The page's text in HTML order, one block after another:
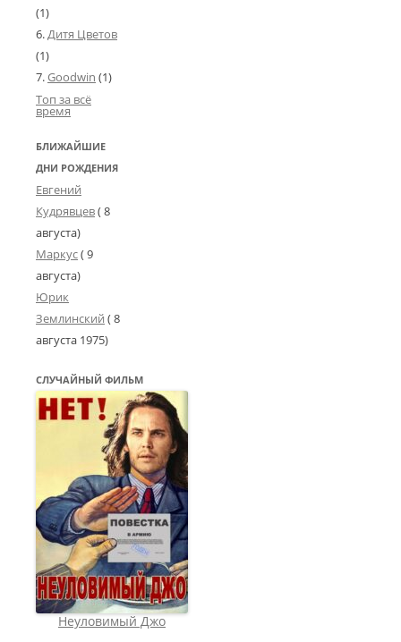
(1)
Дитя Цветов
(1)
Goodwin (1)
Топ за всё
время
БЛИЖАЙШИЕ
ДНИ РОЖДЕНИЯ
Евгений
Кудрявцев( 8
августа)
Маркус( 9
августа)
Юрик
Землинский (8
августа 1975)
СЛУЧАЙНЫЙ ФИЛЬМ
Неуловимый Джо